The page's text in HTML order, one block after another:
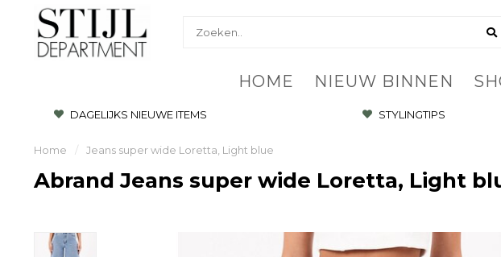
HOME NIEUW BINNEN
DAGELIJKS NIEUWE ITEMS STYLINGTIPS
Home / Jeans super wide Loretta, Light blue
Abrand Jeans super wide Loretta, Light